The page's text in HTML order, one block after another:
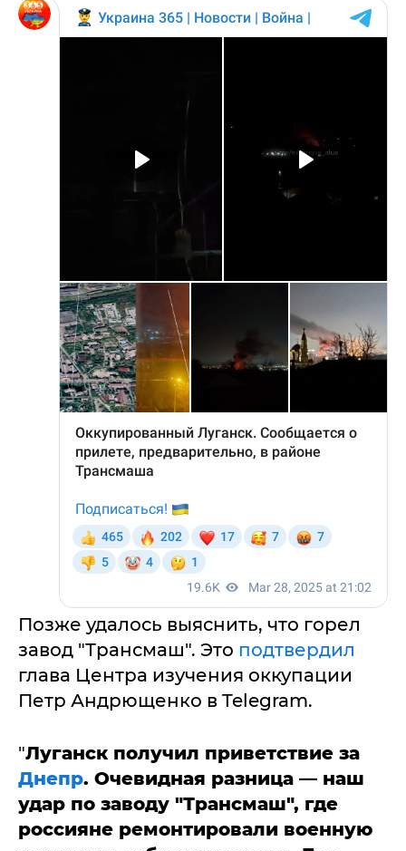
Позже удалось выяснить, что горел
завод "Трансмаш". Это подтвердил
глава Центра изучения оккупации
Петр Андрющенко в Telegram.
"Луганск получил приветствие за
Днепр. Очевидная разница — наш
удар по заводу "Трансмаш", где
россияне ремонтировали военную